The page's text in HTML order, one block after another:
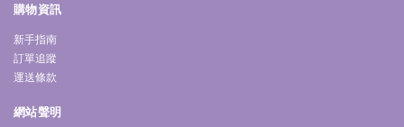
購物資訊
新手指南
訂單追蹤
運送條款
網站聲明